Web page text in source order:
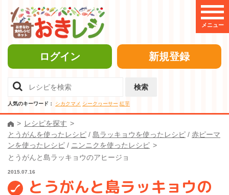
メニュー
ログイン 新規登録
検索
人気のキーワード： シカクマメ シークヮーサー 紅芋
レシピを探す
とうがんを使ったレシピ / 島ラッキョウを使ったレシピ / 赤ピーマ
ンを使ったレシピ / ニンニクを使ったレシピ
とうがんと島ラッキョウのアヒージョ
2015.07.16
とうがんと島ラッキョウの